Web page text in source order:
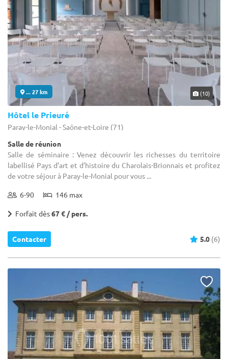
... 27 km (10)
Hôtel le Prieuré
Paray-le-Monial - Saône-et-Loire (71)
Salle de réunion
Salle de séminaire : Venez découvrir les richesses du territoire
labellisé Pays d’art et d’histoire du Charolais-Brionnais et profitez
de votre séjour à Paray-le-Monial pour vous ...
6-90 146 max
Forfait dès67 € / pers.
Contacter 5.0 (6)